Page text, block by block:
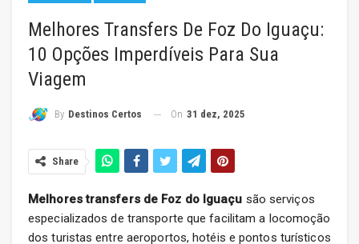
Melhores Transfers De Foz Do Iguaçu:
10 Opções Imperdíveis Para Sua
Viagem
By Destinos Certos On 31 dez, 2025
Share
Melhores transfers de Foz do Iguaçu são serviços
especializados de transporte que facilitam a locomoção
dos turistas entre aeroportos, hotéis e pontos turísticos